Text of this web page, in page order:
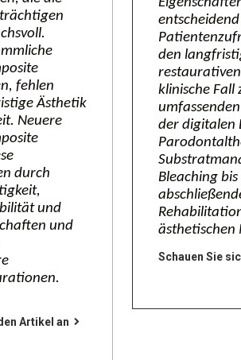
fehlen
Ästhetik
Neuere
durch
und
und
Artikel an
den
klinische Fall
der digitalen
Bleaching
ästhetischen
Schauen Sie